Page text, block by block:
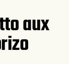
aux